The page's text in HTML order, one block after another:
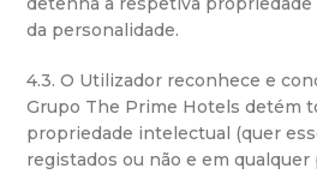
da personalidade.
4.3. O Utilizador reconhece e
Grupo The Prime Hotels detém
propriedade intelectual (quer
registados ou não e em